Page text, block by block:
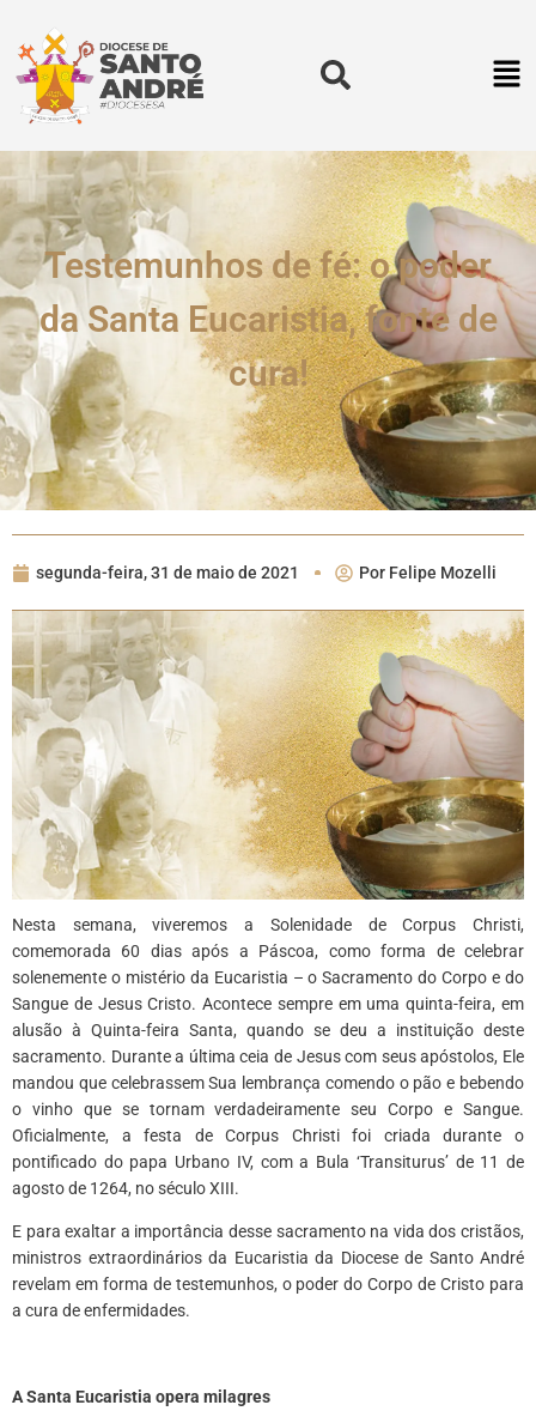
Testemunhos de fé: o poder
da Santa Eucaristia, fonte de
cura!
segunda-feira, 31 de maio de 2021 Por Felipe Mozelli
Nesta semana, viveremos a Solenidade de Corpus Christi,
comemorada 60 dias após a Páscoa, como forma de celebrar
solenemente o mistério da Eucaristia – o Sacramento do Corpo e do
Sangue de Jesus Cristo. Acontece sempre em uma quinta-feira, em
alusão à Quinta-feira Santa, quando se deu a instituição deste
sacramento. Durante a última ceia de Jesus com seus apóstolos, Ele
mandou que celebrassem Sua lembrança comendo o pão e bebendo
o vinho que se tornam verdadeiramente seu Corpo e Sangue.
Oficialmente, a festa de Corpus Christi foi criada durante o
pontificado do papa Urbano IV, com a Bula ‘Transiturus’ de 11 de
agosto de 1264, no século XIII.
E para exaltar a importância desse sacramento na vida dos cristãos,
ministros extraordinários da Eucaristia da Diocese de Santo André
revelam em forma de testemunhos, o poder do Corpo de Cristo para
a cura de enfermidades.
A Santa Eucaristia opera milagres